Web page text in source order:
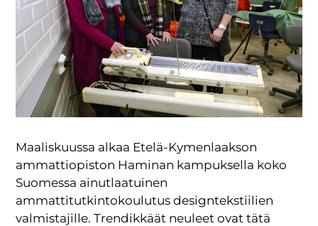
Maaliskuussa alkaa Etelä-Kymenlaakson
ammattiopiston Haminan kampuksella koko
Suomessa ainutlaatuinen
ammattitutkintokoulutus designtekstiilien
valmistajille. Trendikkäät neuleet ovat tätä